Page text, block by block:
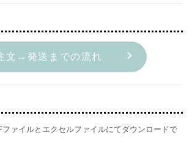
文→発送までの流れ
ファイルとエクセルファイルにてダウンロードで